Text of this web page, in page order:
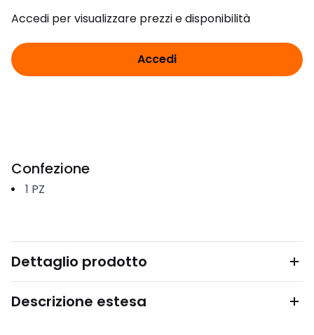
Accedi per visualizzare prezzi e disponibilità
Accedi
Confezione
1 PZ
Dettaglio prodotto
Descrizione estesa